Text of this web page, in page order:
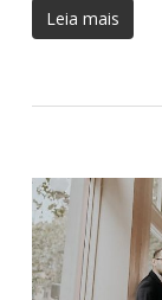
Leia mais